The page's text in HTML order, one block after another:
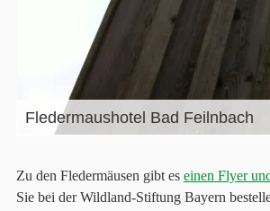
Fledermaushotel Bad Feilnbach
Zu den Fledermäusen gibt es einen Flyer
Sie bei der Wildland-Stiftung Bayern